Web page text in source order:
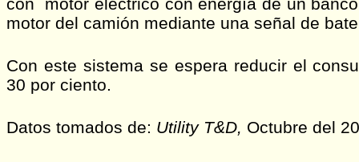
motor del camión mediante una señal de
Con este sistema se espera reducir el
30 por ciento.
Datos tomados de: Utility T&D, Octubre del